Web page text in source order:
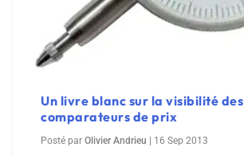
Un livre blanc sur la visibilité des
comparateurs de prix
Posté par Olivier Andrieu 16 Sep 2013